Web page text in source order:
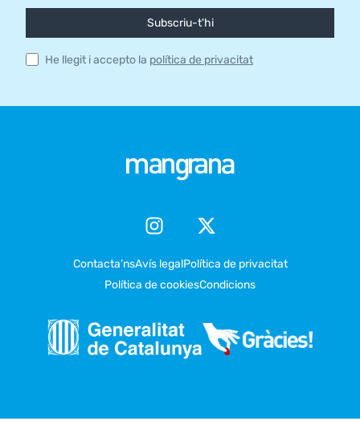
Subscriu-t'hi
He llegit i accepto la política de privacitat
Contacta’nsAvís legalPolítica de privacitat
Política de cookiesCondicions